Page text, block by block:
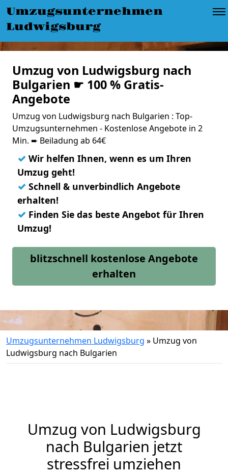
Umzugsunternehmen
Ludwigsburg
Umzug von Ludwigsburg nach
Bulgarien ☛ 100 % Gratis-
Angebote
Umzug von Ludwigsburg nach Bulgarien : Top-
Umzugsunternehmen - Kostenlose Angebote in 2
Min. ➨ Beiladung ab 64€
✓ Wir helfen Ihnen, wenn es um Ihren
Umzug geht!
✓ Schnell & unverbindlich Angebote
erhalten!
✓ Finden Sie das beste Angebot für Ihren
Umzug!
blitzschnell kostenlose Angebote
erhalten
Umzugsunternehmen Ludwigsburg » Umzug von
Ludwigsburg nach Bulgarien
Umzug von Ludwigsburg
nach Bulgarien jetzt
stressfrei umziehen